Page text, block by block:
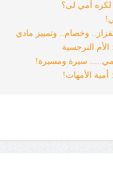
أمي لى؟
وخصام.. وتمييز مادي
النرجسية
سيرة ومسيرة!
الأمهات!